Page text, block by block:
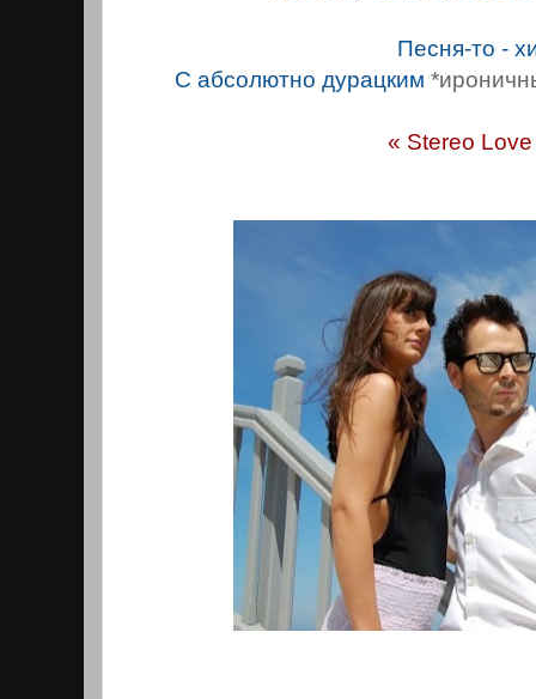
Песня-то -
С абсолютно дурацким
« Stereo